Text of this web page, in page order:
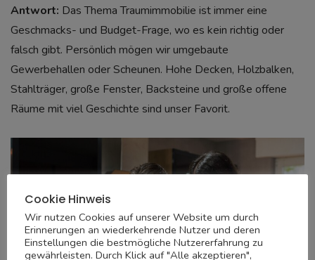
Antwort: Das Thema Traumimmobilie ist immer eine
Geschmacks- und Budget-Frage, wo es kein richtig oder
falsch gibt. Persönlich mögen wir umgebaute
Gewerbehallen oder Scheunen. Hohe Decken, Holzbalken,
Stahlträger, große Fenster, Backsteine und große offene
Räume mit viel Geschichte sind unser Favorit.
Cookie Hinweis
Wir nutzen Cookies auf unserer Website um durch
Erinnerungen an wiederkehrende Nutzer und deren
Einstellungen die bestmögliche Nutzererfahrung zu
gewährleisten. Durch Klick auf "Alle akzeptieren",